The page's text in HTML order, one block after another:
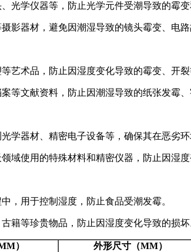
光学仪器等，防止光学元件受潮导致的霉变
影器材，避免因潮湿导致的镜头霉变、电路
艺术品，防止因湿度变化导致的霉变、开裂
等文献资料，防止因潮湿导致的纸张发霉、
学器材、精密电子设备等，确保其在恶劣环
域使用的特殊材料和精密仪器，防止因湿度
，用于控制湿度，防止食品受潮发霉。
籍等珍贵物品，防止因湿度变化导致的损坏
） 外形尺寸（MM）